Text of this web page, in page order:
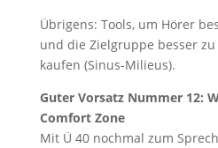
Übrigens: Tools, um Hörer
und die Zielgruppe besser
kaufen (Sinus-Milieus).
Guter Vorsatz Nummer 12:
Comfort Zone
Mit Ü 40 nochmal zum